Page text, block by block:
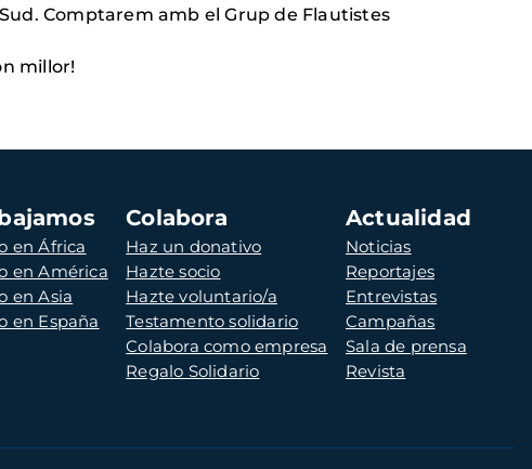
Comptarem amb el Grup de Flautistes
millor!
en África
en América
en Asia
en España
Colabora
Haz un donativo
Hazte socio
Hazte voluntario/a
Testamento solidario
Colabora como empresa
Regalo Solidario
Actualidad
Noticias
Reportajes
Entrevistas
Campañas
Sala de prensa
Revista